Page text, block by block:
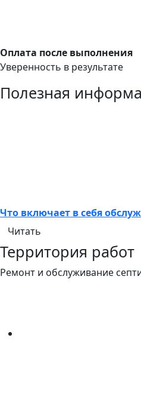
Оплата после выполнения
Уверенность в результате
Полезная
Что включает в себя
Читать
Территория работ
Ремонт и обслуживание